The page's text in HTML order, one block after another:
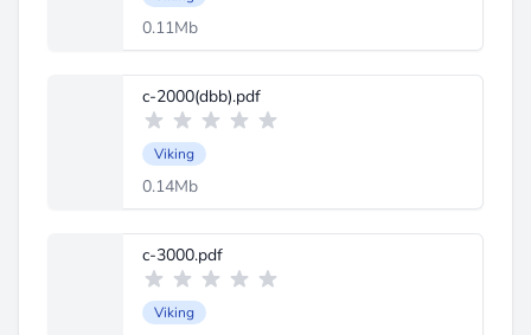
0.11Mb
c-2000(dbb).pdf
Viking
0.14Mb
c-3000.pdf
Viking